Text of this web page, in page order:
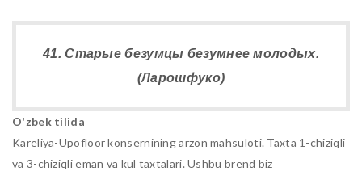
41. Старые безумцы безумнее молодых.
(Ларошфуко)
O'zbek tilida
Kareliya-Upofloor konsernining arzon mahsuloti. Taxta 1-chiziqli
va 3-chiziqli eman va kul taxtalari. Ushbu brend biz